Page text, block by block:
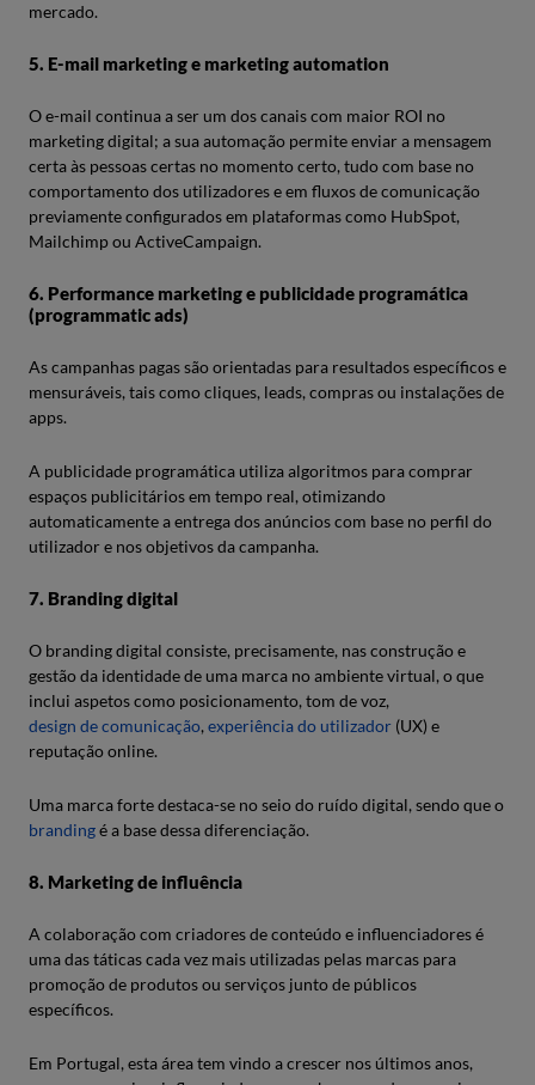
mercado.
5. E-mail marketing e marketing automation
O e-mail continua a ser um dos canais com maior ROI no
marketing digital; a sua automação permite enviar a mensagem
certa às pessoas certas no momento certo, tudo com base no
comportamento dos utilizadores e em fluxos de comunicação
previamente configurados em plataformas como HubSpot,
Mailchimp ou ActiveCampaign.
6. Performance marketing e publicidade programática
(programmatic ads)
As campanhas pagas são orientadas para resultados específicos e
mensuráveis, tais como cliques, leads, compras ou instalações de
apps.
A publicidade programática utiliza algoritmos para comprar
espaços publicitários em tempo real, otimizando
automaticamente a entrega dos anúncios com base no perfil do
utilizador e nos objetivos da campanha.
7. Branding digital
O branding digital consiste, precisamente, nas construção e
gestão da identidade de uma marca no ambiente virtual, o que
inclui aspetos como posicionamento, tom de voz,
design de comunicação, experiência do utilizador (UX) e
reputação online.
Uma marca forte destaca-se no seio do ruído digital, sendo que o
brandingé a base dessa diferenciação.
8. Marketing de influência
A colaboração com criadores de conteúdo e influenciadores é
uma das táticas cada vez mais utilizadas pelas marcas para
promoção de produtos ou serviços junto de públicos
específicos.
Em Portugal, esta área tem vindo a crescer nos últimos anos,